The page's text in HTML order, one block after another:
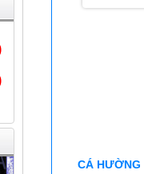
CÁ HƯỜNG